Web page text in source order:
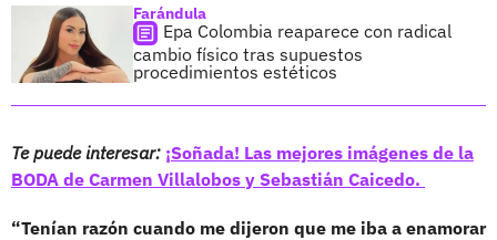
Farándula
Epa Colombia reaparece con radical
cambio físico tras supuestos
procedimientos estéticos
Te puede interesar: ¡Soñada! Las mejores imágenes de la
BODA de Carmen Villalobos y Sebastián Caicedo.
“Tenían razón cuando me dijeron que me iba a enamorar